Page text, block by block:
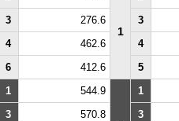
1
3 276.6 3
4 462.6 4
6 412.6 5
1 544.9 1
3 570.8 3